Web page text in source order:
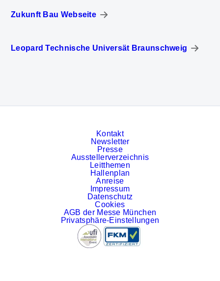
Zukunft Bau Webseite
Leopard Technische Universät Braunschweig
Kontakt
Newsletter
Presse
Ausstellerverzeichnis
Leitthemen
Hallenplan
Anreise
Impressum
Datenschutz
Cookies
AGB der Messe München
Privatsphäre-Einstellungen